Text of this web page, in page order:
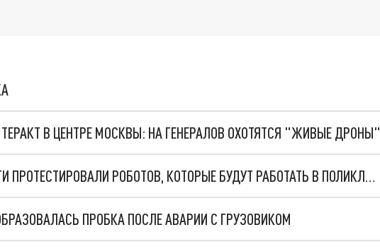
В ЦЕНТРЕ МОСКВЫ: НА ГЕНЕРАЛОВ ОХОТЯТСЯ "ЖИВЫЕ ДРОНЫ"
В ЧЕЛЯБИНСКОЙ ОБЛАСТИ ПРОТЕСТИРОВАЛИ РОБОТОВ, КОТОРЫЕ БУДУТ РАБОТАТЬ В ПОЛИКЛИНИКАХ
ПРОБКА ПОСЛЕ АВАРИИ С ГРУЗОВИКОМ